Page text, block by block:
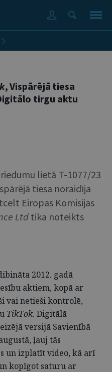
, Vispārējā tiesa
tirgu aktu
lietā T-1077/23
tiesa noraidīja
Eiropas Komisijas
Ltd tika noteikts
2012. gadā
aktiem, kopā ar
vai netieši kontrolē,
TikTok. Digitālā
versijā Savienībā
ļauj tās
un izplatīt video, kā arī
kopīgot saturu ar